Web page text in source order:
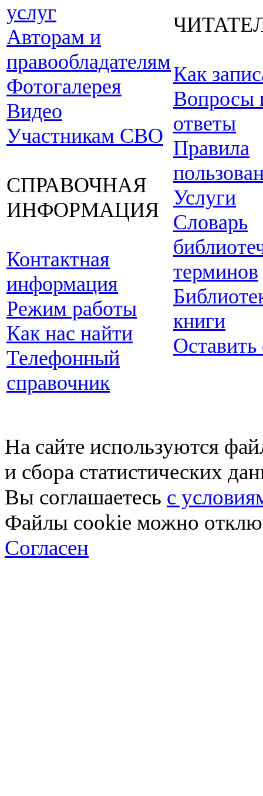
услуг
Авторам и
правообладателям
Фотогалерея
Видео
Участникам СВО
СПРАВОЧНАЯ
ИНФОРМАЦИЯ
Контактная
информация
Режим работы
Как нас найти
Телефонный
справочник
Как
Вопросы
ответы
Правила
Услуги
Словарь
терминов
книги
Оставить
На сайте используются
и сбора статистических
Вы соглашаетесь с
Файлы cookie можно
Согласен